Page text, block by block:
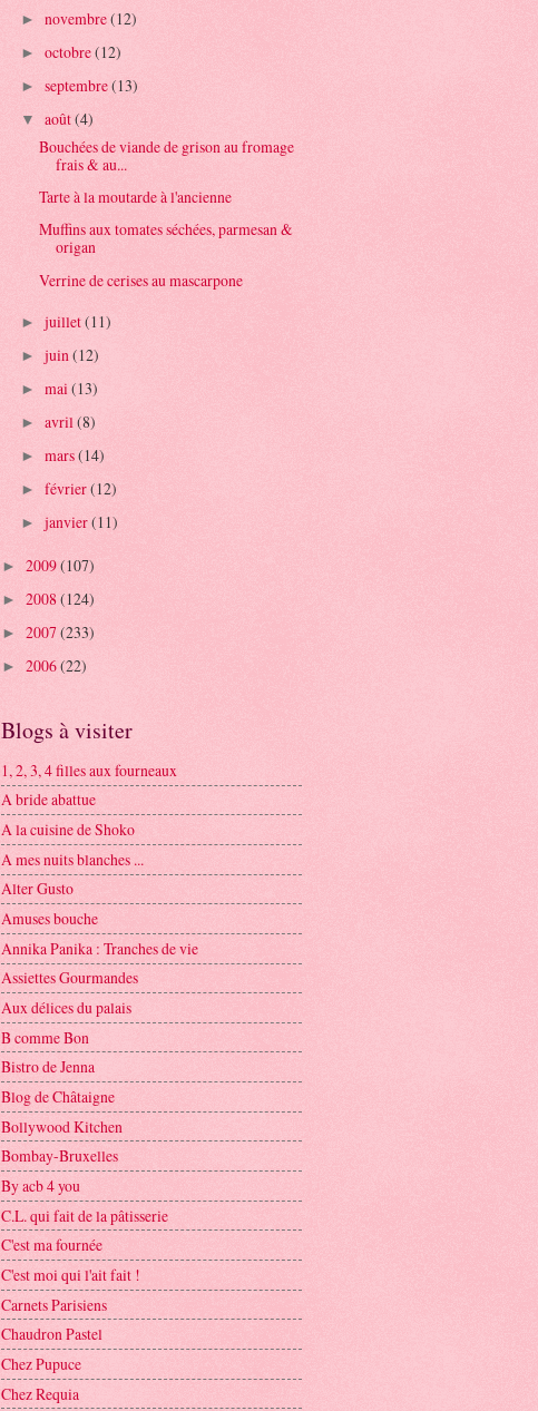
► novembre(12)
► octobre(12)
► septembre(13)
▼ août(4)
Bouchées de viande de grison au fromage
frais & au...
Tarte à la moutarde à l'ancienne
Muffins aux tomates séchées, parmesan &
origan
Verrine de cerises au mascarpone
► juillet(11)
► juin(12)
► mai(13)
► avril(8)
► mars(14)
► février(12)
► janvier(11)
► 2009(107)
► 2008(124)
► 2007(233)
► 2006(22)
Blogs à visiter
1, 2, 3, 4 filles aux fourneaux
A bride abattue
A la cuisine de Shoko
A mes nuits blanches ...
Alter Gusto
Amuses bouche
Annika Panika : Tranches de vie
Assiettes Gourmandes
Aux délices du palais
B comme Bon
Bistro de Jenna
Blog de Châtaigne
Bollywood Kitchen
Bombay-Bruxelles
By acb 4 you
C.L. qui fait de la pâtisserie
C'est ma fournée
C'est moi qui l'ait fait !
Carnets Parisiens
Chaudron Pastel
Chez Pupuce
Chez Requia